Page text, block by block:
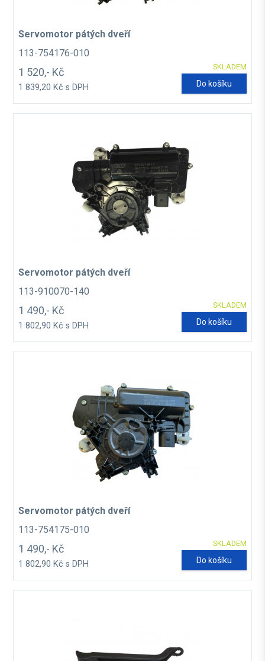
Servomotor pátých dveří
113-754176-010
SKLADEM
1 520,- Kč
1 839,20 Kč s DPH Do košíku
Servomotor pátých dveří
113-910070-140
SKLADEM
1 490,- Kč
1 802,90 Kč s DPH Do košíku
Servomotor pátých dveří
113-754175-010
SKLADEM
1 490,- Kč
1 802,90 Kč s DPH Do košíku